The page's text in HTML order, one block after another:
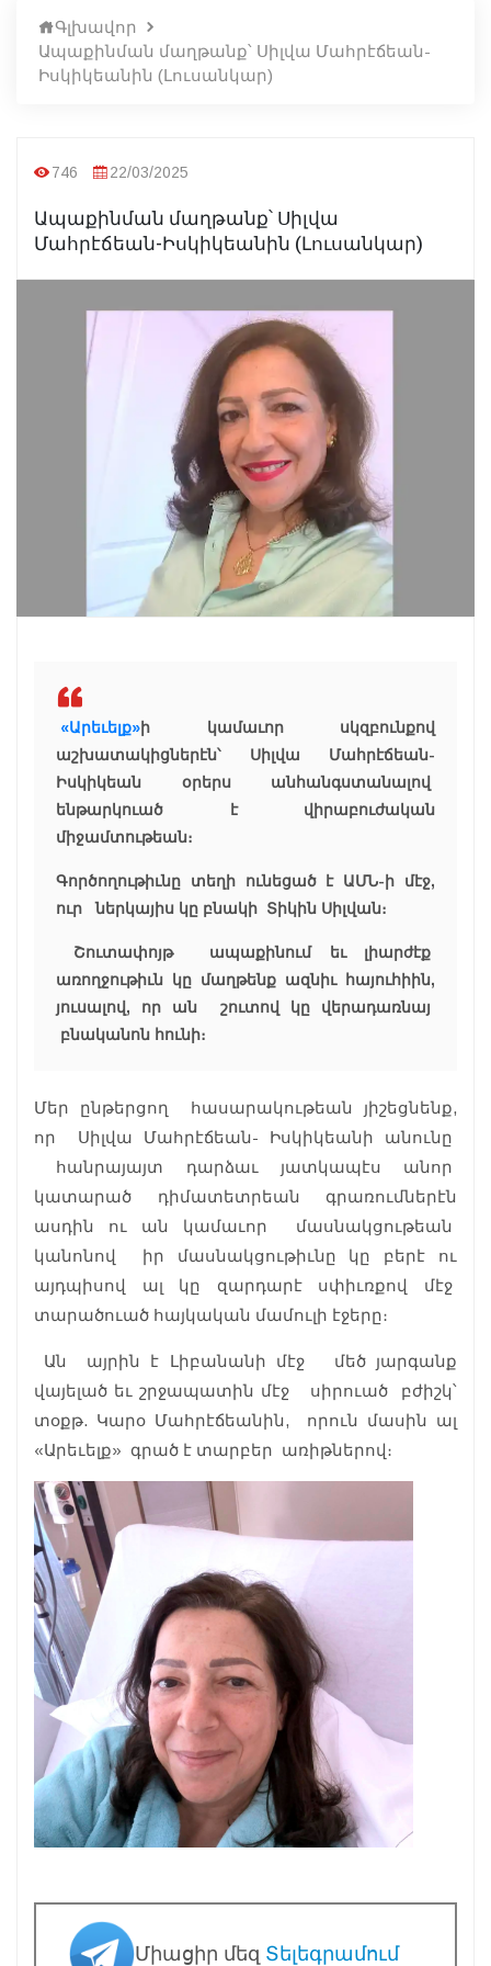
Գլխավոր
Ապաքինման մաղթանք՝ Սիլվա Մահրէճեան-
Իսկիկեանին (Լուսանկար)
746 22/03/2025
Ապաքինման մաղթանք՝ Սիլվա
Մահրէճեան-Իսկիկեանին (Լուսանկար)
«Արեւելք»ի կամաւոր սկզբունքով
աշխատակիցներէն՝ Սիլվա Մահրէճեան-
Իսկիկեան օրերս անհանգստանալով
ենթարկուած է վիրաբուժական
միջամտութեան։
Գործողութիւնը տեղի ունեցած է ԱՄՆ-ի մէջ,
ուր ներկայիս կը բնակի Տիկին Սիլվան։
Շուտափոյթ ապաքինում եւ լիարժէք
առողջութիւն կը մաղթենք ազնիւ հայուհիին,
յուսալով, որ ան շուտով կը վերադառնայ
բնականոն հունի։
Մեր ընթերցող հասարակութեան յիշեցնենք,
որ Սիլվա Մահրէճեան- Իսկիկեանի անունը
հանրայայտ դարձաւ յատկապէս անոր
կատարած դիմատետրեան գրառումներէն
ասդին ու ան կամաւոր մասնակցութեան
կանոնով իր մասնակցութիւնը կը բերէ ու
այդպիսով ալ կը զարդարէ սփիւռքով մէջ
տարածուած հայկական մամուլի էջերը։
Ան այրին է Լիբանանի մէջ մեծ յարգանք
վայելած եւ շրջապատին մէջ սիրուած բժիշկ՝
տօքթ. Կարօ Մահրէճեանին, որուն մասին ալ
«Արեւելք» գրած է տարբեր առիթներով։
Միացիր մեզ Տելեգրամում